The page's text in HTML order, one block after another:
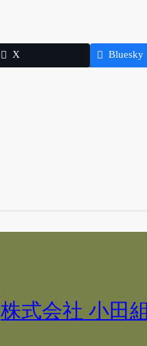
X Bluesky
株式会社 小田組